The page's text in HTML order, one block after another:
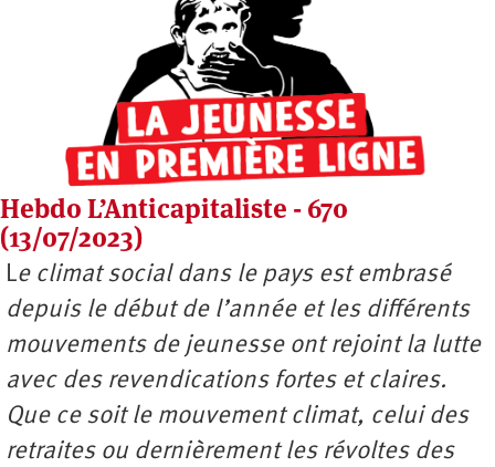
Hebdo L’Anticapitaliste - 670
(13/07/2023)
Le climat social dans le pays est embrasé
depuis le début de l’année et les différents
mouvements de jeunesse ont rejoint la lutte
avec des revendications fortes et claires.
Que ce soit le mouvement climat, celui des
retraites ou dernièrement les révoltes des